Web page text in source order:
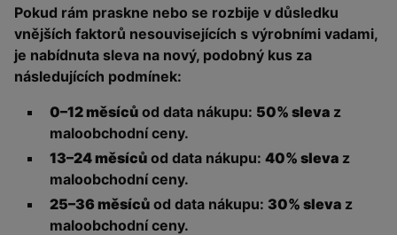
Pokud rám praskne nebo se rozbije v důsledku
vnějších faktorů nesouvisejících s výrobními vadami,
je nabídnuta sleva na nový, podobný kus za
následujících podmínek:
0–12 měsíců od data nákupu: 50% sleva z
maloobchodní ceny.
13–24 měsíců od data nákupu: 40% sleva z
maloobchodní ceny.
25–36 měsíců od data nákupu: 30% sleva z
maloobchodní ceny.